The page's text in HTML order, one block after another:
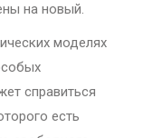
на новый.
моделях
справиться
есть